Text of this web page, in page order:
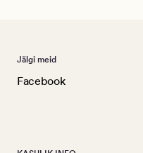
Jälgi meid
Facebook